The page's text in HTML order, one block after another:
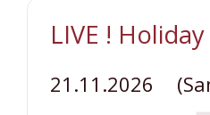
mit
besten
LIVE !
21.11.2026